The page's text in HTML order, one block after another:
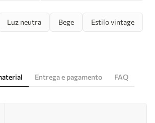
Luz neutra Bege Estilo vintage
Entrega e pagamento FAQ